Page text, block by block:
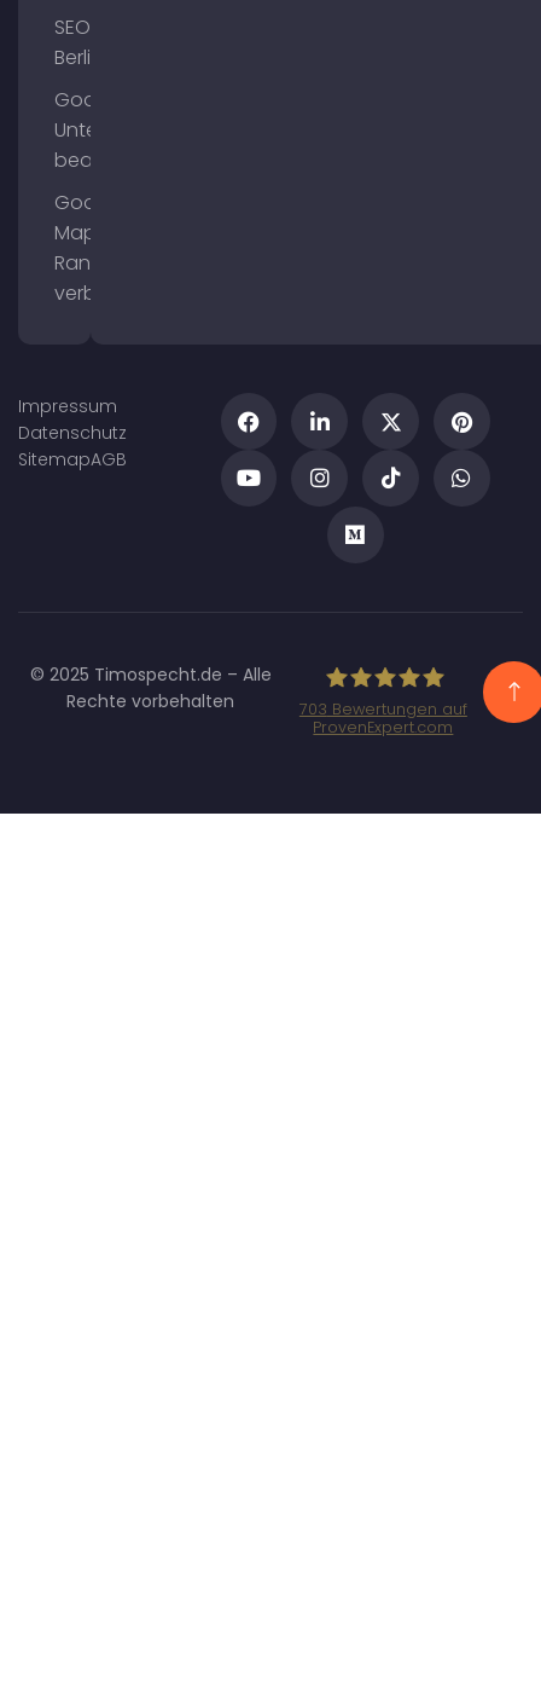
SEO
Berlin
Google
Unternehmensprofil
bearbeiten
Google
Maps
Ranking
verbessern
Impressum
Datenschutz
SitemapAGB
© 2025 Timospecht.de – Alle
Rechte vorbehalten
Marketing GmbH
703 Bewertungen auf
ProvenExpert.com